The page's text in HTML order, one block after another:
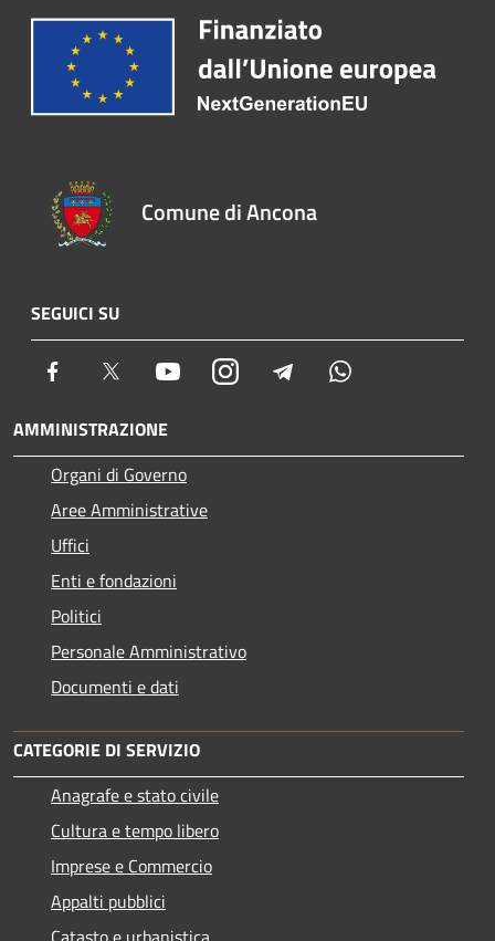
Comune di Ancona
SEGUICI SU
Facebook Twitter YoutubeInstagram Telegram
AMMINISTRAZIONE
Organi di Governo
Aree Amministrative
Uffici
Enti e fondazioni
Politici
Personale Amministrativo
Documenti e dati
CATEGORIE DI SERVIZIO
Anagrafe e stato civile
Cultura e tempo libero
Imprese e Commercio
Appalti pubblici